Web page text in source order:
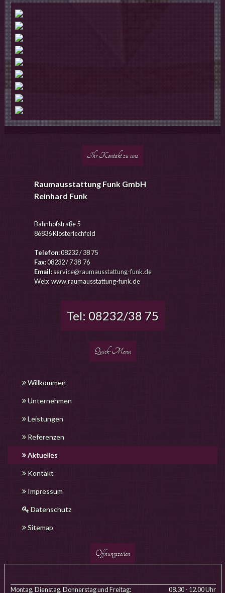
Ihr Kontakt zu uns
Raumausstattung Funk GmbH
Reinhard Funk
Bahnhofstraße 5
86836 Klosterlechfeld
Telefon:08232 / 38 75
Fax:08232 / 7 38 76
Email: service@raumausstattung-funk.de
Web: www.raumausstattung-funk.de
Tel: 08232/38 75
Quick-Menu
Willkommen
Unternehmen
Leistungen
Referenzen
Aktuelles
Kontakt
Impressum
Datenschutz
Sitemap
Öffnungszeiten
Montag, Dienstag, Donnerstag und Freitag: 08.30 - 12.00 Uhr